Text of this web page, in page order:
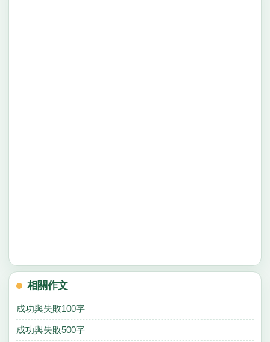
相關作文
成功與失敗100字
成功與失敗500字